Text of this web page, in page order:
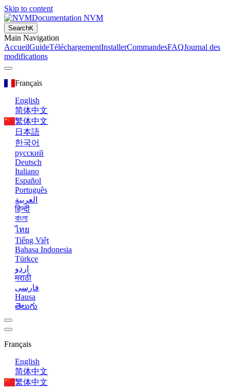
Skip to content
Documentation NVM
SearchK
Main Navigation
AccueilGuideTéléchargementInstallerCommandesFAQJournal des
modifications
Français
English
简体中文
繁体中文
日本語
한국어
русский
Deutsch
Italiano
Español
Português
العربية
हिन्दी
বাংলা
ไทย
Tiếng Việt
Bahasa Indonesia
Türkçe
اردو
मराठी
فارسی
Hausa
తెలుగు
Français
English
简体中文
繁体中文